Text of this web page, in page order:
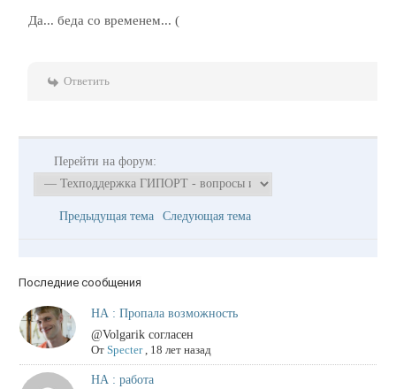
Да... беда со временем... (
Ответить
Перейти на форум:
Предыдущая тема Следующая тема
Последние сообщения
НА : Пропала возможность
@Volgarik согласен
От Specter, 18 лет назад
НА : работа